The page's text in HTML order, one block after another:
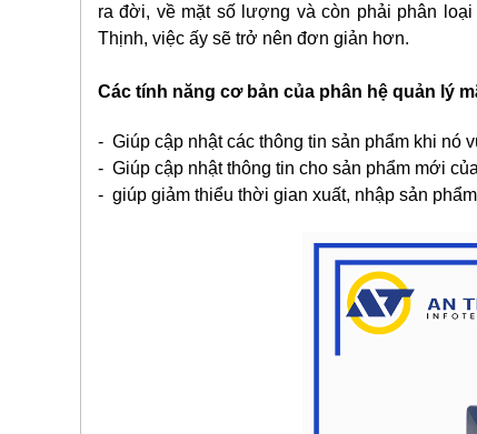
ra đời, về mặt số lượng và còn phải phân
Thịnh, việc ấy sẽ trở nên đơn giản hơn.
Các tính năng cơ bản của phân hệ quản lý
- Giúp cập nhật các thông tin sản phẩm khi
- Giúp cập nhật thông tin cho sản phẩm mới
- giúp giảm thiểu thời gian xuất, nhập sản